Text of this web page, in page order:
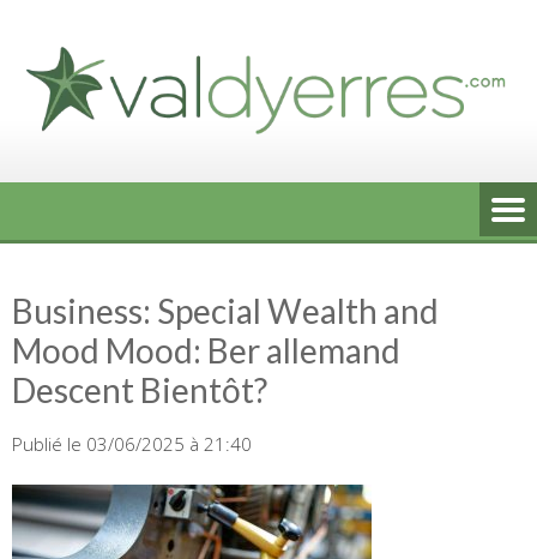
content
Business: Special Wealth and
Mood Mood: Ber allemand
Descent Bientôt?
Publié le 03/06/2025 à 21:40